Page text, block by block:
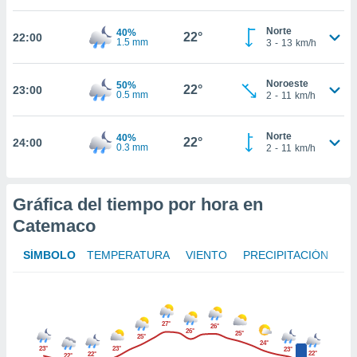
únicos
de
posible
traten tus
en
22:00
40%
1.5 mm
22°
Norte
3 - 13 km/h
23:00
50%
0.5 mm
22°
Noroeste
2 - 11 km/h
24:00
40%
0.3 mm
22°
Norte
2 - 11 km/h
Gráfica del tiempo por hora en
Catemaco
SÍMBOLO TEMPERATURA VIENTO PRECIPITACIÓN
23°
22°
22°
23°
25°
27°
26°
26°
25°
24°
23°
22°